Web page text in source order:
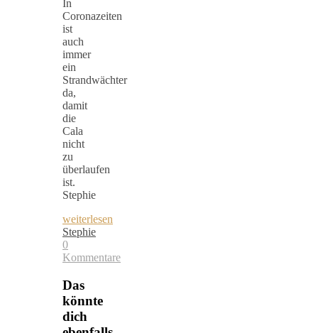
In
Coronazeiten
ist
auch
immer
ein
Strandwächter
da,
damit
die
Cala
nicht
zu
überlaufen
ist.
Stephie
weiterlesen
Stephie
0
Kommentare
Das
könnte
dich